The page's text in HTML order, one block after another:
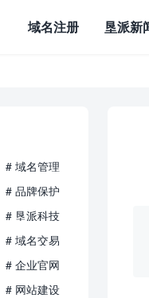
域名注册 垦派新
# 域名管理
# 品牌保护
# 垦派科技
# 域名交易
# 企业官网
# 网站建设